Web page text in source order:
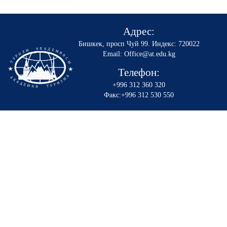
Адрес:
Бишкек, просп Чуй 99. Индекс: 720022
Email: Office@at.edu.kg
Телефон:
+996 312 360 320
Факс:+996 312 530 550